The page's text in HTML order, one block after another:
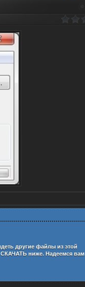
другие файлы из этой
СКАЧАТЬ ниже. Надеемся вам